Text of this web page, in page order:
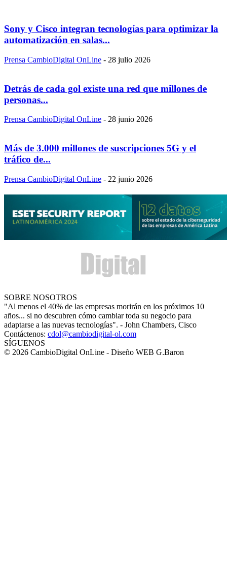
Sony y Cisco integran tecnologías para optimizar la
automatización en salas...
Prensa CambioDigital OnLine - 28 julio 2026
Detrás de cada gol existe una red que millones de
personas...
Prensa CambioDigital OnLine - 28 junio 2026
Más de 3.000 millones de suscripciones 5G y el
tráfico de...
Prensa CambioDigital OnLine - 22 junio 2026
SOBRE NOSOTROS
"Al menos el 40% de las empresas morirán en los próximos 10
años... si no descubren cómo cambiar toda su negocio para
adaptarse a las nuevas tecnologías". - John Chambers, Cisco
Contáctenos: cdol@cambiodigital-ol.com
SÍGUENOS
© 2026 CambioDigital OnLine - Diseño WEB G.Baron